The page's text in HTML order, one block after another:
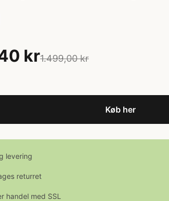
kr1.499,00 kr
Køb her
levering
returret
handel med SSL